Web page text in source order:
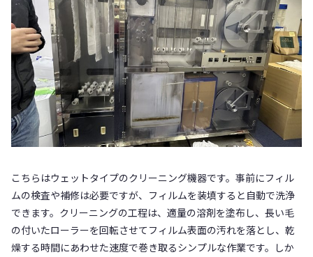
こちらはウェットタイプのクリーニング機器です。事前にフィル
ムの検査や補修は必要ですが、フィルムを装填すると自動で洗浄
できます。クリーニングの工程は、適量の溶剤を塗布し、長い毛
の付いたローラーを回転させてフィルム表面の汚れを落とし、乾
燥する時間にあわせた速度で巻き取るシンプルな作業です。しか